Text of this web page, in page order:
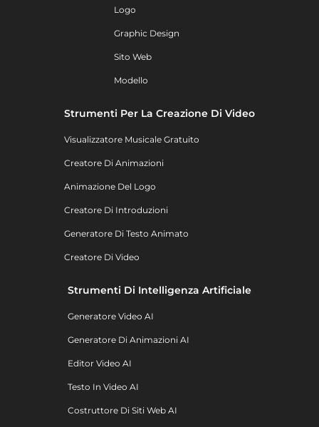
Logo
Graphic Design
Sito Web
Modello
Strumenti Per La Creazione Di Video
Visualizzatore Musicale Gratuito
Creatore Di Animazioni
Animazione Del Logo
Creatore Di Introduzioni
Generatore Di Testo Animato
Creatore Di Video
Strumenti Di Intelligenza Artificiale
Generatore Video AI
Generatore Di Animazioni AI
Editor Video AI
Testo In Video AI
Costruttore Di Siti Web AI